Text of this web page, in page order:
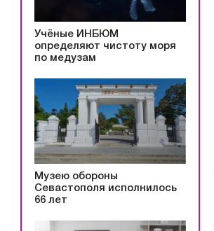
Учёные ИНБЮМ
определяют чистоту моря
по медузам
Музею обороны
Севастополя исполнилось
66 лет